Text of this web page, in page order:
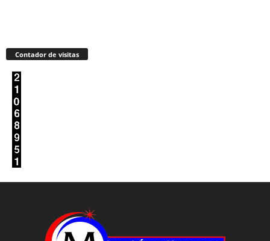
Contador de visitas